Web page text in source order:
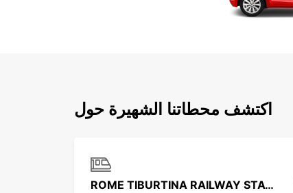
اكتشف محطاتنا الشهيرة حول
ROME TIBURTINA RAILWAY STATION